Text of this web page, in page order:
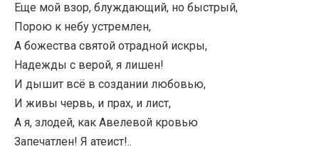
Еще мой взор, блуждающий, но быстрый,
Порою к небу устремлен,
А божества святой отрадной искры,
Надежды с верой, я лишен!
И дышит всё в создании любовью,
И живы червь, и прах, и лист,
А я, злодей, как Авелевой кровью
Запечатлен! Я атеист!..